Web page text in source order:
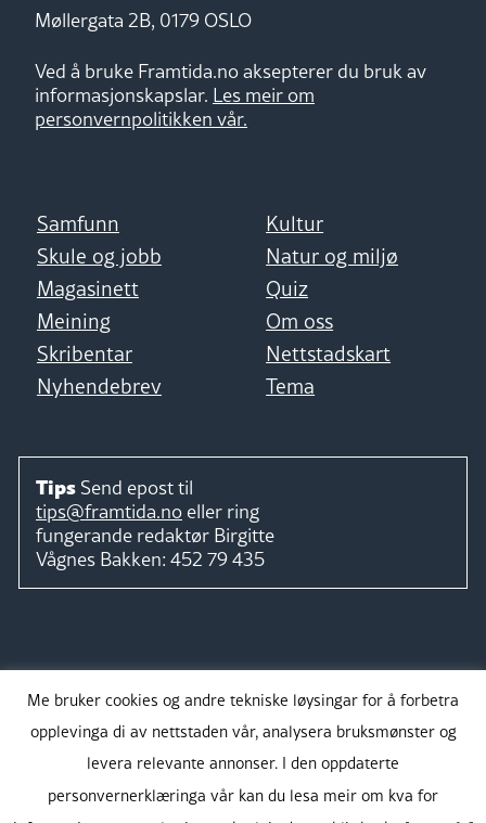
Møllergata 2B, 0179 OSLO
Ved å bruke Framtida.no aksepterer du bruk av
informasjonskapslar. Les meir om
personvernpolitikken vår.
Samfunn
Kultur
Skule og jobb
Natur og miljø
Magasinett
Quiz
Meining
Om oss
Skribentar
Nettstadskart
Nyhendebrev
Tema
Tips Send epost til
tips@framtida.no eller ring
fungerande redaktør Birgitte
Vågnes Bakken: 452 79 435
Takk for støtta:
Me bruker cookies og andre tekniske løysingar for å forbetra
opplevinga di av nettstaden vår, analysera bruksmønster og
levera relevante annonser. I den oppdaterte
personvernerklæringa vår kan du lesa meir om kva for